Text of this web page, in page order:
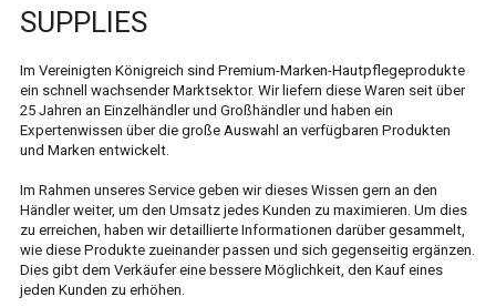
SUPPLIES
Im Vereinigten Königreich sind Premium-Marken-Hautpflegeprodukte
ein schnell wachsender Marktsektor. Wir liefern diese Waren seit über
25 Jahren an Einzelhändler und Großhändler und haben ein
Expertenwissen über die große Auswahl an verfügbaren Produkten
und Marken entwickelt.
Im Rahmen unseres Service geben wir dieses Wissen gern an den
Händler weiter, um den Umsatz jedes Kunden zu maximieren. Um dies
zu erreichen, haben wir detaillierte Informationen darüber gesammelt,
wie diese Produkte zueinander passen und sich gegenseitig ergänzen.
Dies gibt dem Verkäufer eine bessere Möglichkeit, den Kauf eines
jeden Kunden zu erhöhen.